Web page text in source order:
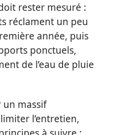
rester mesuré :
réclament un peu
année, puis
ponctuels,
de l’eau de pluie
un massif
l’entretien,